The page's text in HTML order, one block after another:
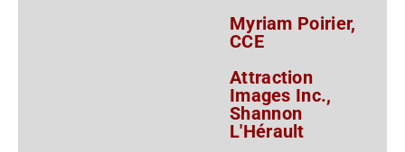
Myriam Poirier,
CCE
Attraction
Images Inc.,
Shannon
L'Hérault